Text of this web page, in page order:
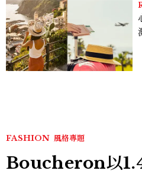
FASHION 風格專題
Boucheron以